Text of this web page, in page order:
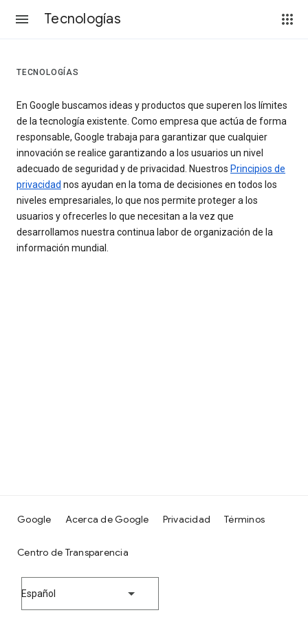
Tecnologías
TECNOLOGÍAS
En Google buscamos ideas y productos que superen los límites
de la tecnología existente. Como empresa que actúa de forma
responsable, Google trabaja para garantizar que cualquier
innovación se realice garantizando a los usuarios un nivel
adecuado de seguridad y de privacidad. Nuestros Principios de
privacidad nos ayudan en la toma de decisiones en todos los
niveles empresariales, lo que nos permite proteger a los
usuarios y ofrecerles lo que necesitan a la vez que
desarrollamos nuestra continua labor de organización de la
información mundial.
Google Acerca de Google Privacidad Términos
Centro de Transparencia
Español